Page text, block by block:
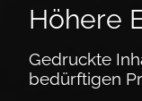
Höhere
Gedruckte
bedürftigen